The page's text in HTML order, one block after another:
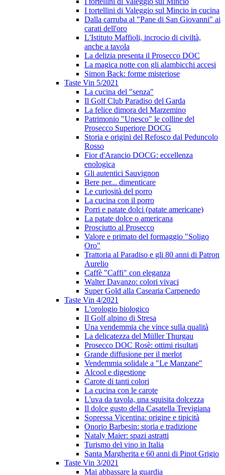
I tortellini di Valeggio sul Mincio in cucina
Dalla carruba al "Pane di San Giovanni" ai
carati dell'oro
L'Istituto Maffioli, incrocio di civiltà,
anche a tavola
La delizia presenta il Prosecco DOC
La magica notte con gli alambicchi accesi
Simon Back: forme misteriose
Taste Vin 5/2021
La cucina del "senza"
Il Golf Club Paradiso del Garda
La felice dimora del Marzemino
Patrimonio "Unesco" le colline del
Prosecco Superiore DOCG
Storia e origini del Refosco dal Peduncolo
Rosso
Fior d'Arancio DOCG: eccellenza
enologica
Gli autentici Sauvignon
Bere per... dimenticare
Le curiosità del porro
La cucina con il porro
Porri e patate dolci (patate americane)
La patate dolce o americana
Prosciutto al Prosecco
Valore e primato del formaggio "Soligo
Oro"
Trattoria al Paradiso e gli 80 anni di Patron
Aurelio
Caffè "Caffi" con eleganza
Walter Davanzo: colori vivaci
Super Gold alla Casearia Carpenedo
Taste Vin 4/2021
L'orologio biologico
Il Golf alpino di Stresa
Una vendemmia che vince sulla qualità
La delicatezza del Müller Thurgau
Prosecco DOC Rosè: ottimi risultati
Grande diffusione per il merlot
Vendemmia solidale a "Le Manzane"
Alcool e digestione
Carote di tanti colori
La cucina con le carote
L'uva da tavola, una squisita dolcezza
Il dolce gusto della Casatella Trevigiana
Sopressa Vicentina: origine e tipicità
Onorio Barbesin: storia e tradizione
Nataly Maier: spazi astratti
Turismo del vino in Italia
Santa Margherita e 60 anni di Pinot Grigio
Taste Vin 3/2021
Mai abbassare la guardia